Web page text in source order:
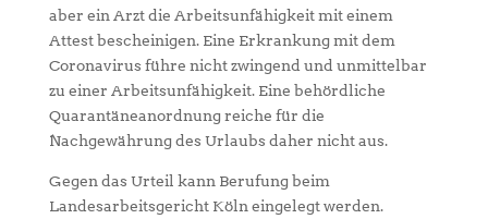
aber ein Arzt die Arbeitsunfähigkeit mit einem
Attest bescheinigen. Eine Erkrankung mit dem
Coronavirus führe nicht zwingend und unmittelbar
zu einer Arbeitsunfähigkeit. Eine behördliche
Quarantäneanordnung reiche für die
Nachgewährung des Urlaubs daher nicht aus.
Gegen das Urteil kann Berufung beim
Landesarbeitsgericht Köln eingelegt werden.